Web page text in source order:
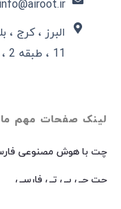
لینک صفحات مهم ما
چت با هوش مصنوعی
چت جی پی تی فارسی
info@airoot.ir
البرز ، کرج ،
11 ، طبقه 2 ، واحد شرقی